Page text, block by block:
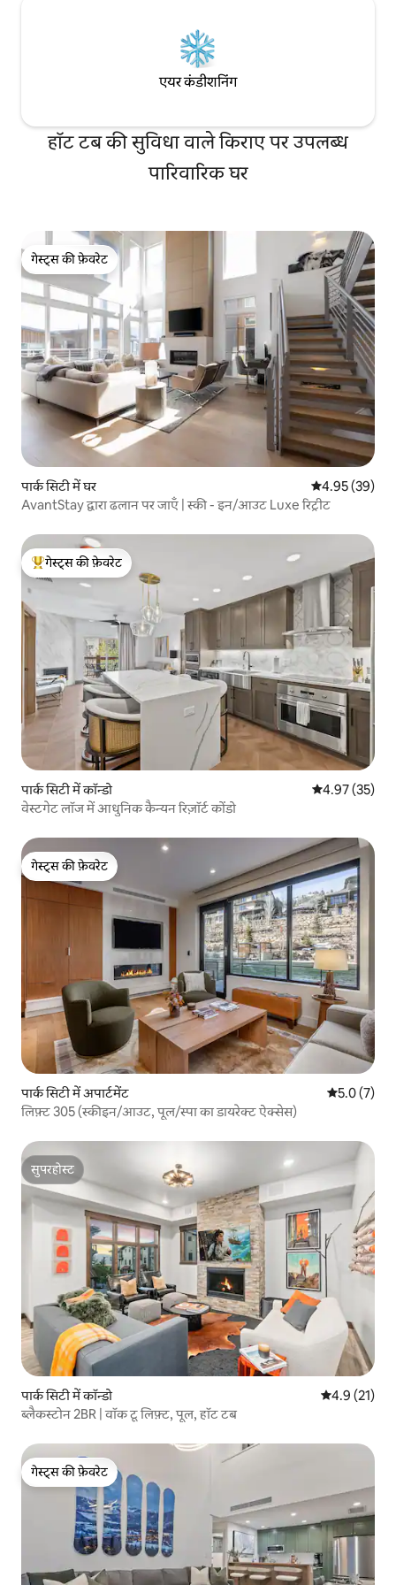
एयर कंडीशनिंग
हॉट टब की सुविधा वाले किराए पर उपलब्ध
पारिवारिक घर
गेस्ट्स की फ़ेवरेट
गेस्ट्स की फ़ेवरेट
पार्क सिटी में घर औसत रेटिंग 5 में
4.95 (39)
AvantStay द्वारा ढलान पर जाएँ | स्की - इन/आउट Luxe रिट्रीट
गेस्ट्स का टॉप फ़ेवरेट
गेस्ट्स की फ़ेवरेट
पार्क सिटी में कॉन्डो औसत रेटिंग 5 में
4.97 (35)
वेस्टगेट लॉज में आधुनिक कैन्यन रिज़ॉर्ट कोंडो
गेस्ट्स की फ़ेवरेट
गेस्ट्स की फ़ेवरेट
पार्क सिटी में अपार्टमेंट औसत रेटिंग 5
5.0 (7)
लिफ़्ट 305 (स्कीइन/आउट, पूल/स्पा का डायरेक्ट ऐक्सेस)
सुपरहोस्ट
सुपरहोस्ट
पार्क सिटी में कॉन्डो औसत रेटिंग 5
4.9 (21)
ब्लैकस्टोन 2BR | वॉक टू लिफ़्ट, पूल, हॉट टब
गेस्ट्स की फ़ेवरेट
गेस्ट्स की फ़ेवरेट